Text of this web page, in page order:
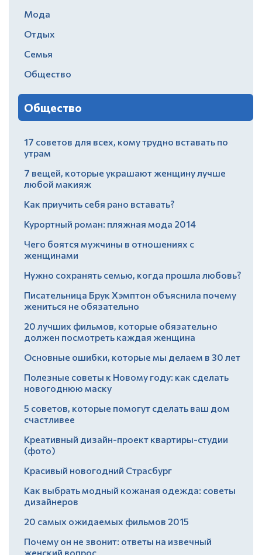
Мода
Отдых
Семья
Общество
Общество
17 советов для всех, кому трудно вставать по
утрам
7 вещей, которые украшают женщину лучше
любой макияж
Как приучить себя рано вставать?
Курортный роман: пляжная мода 2014
Чего боятся мужчины в отношениях с
женщинами
Нужно сохранять семью, когда прошла любовь?
Писательница Брук Хэмптон объяснила почему
жениться не обязательно
20 лучших фильмов, которые обязательно
должен посмотреть каждая женщина
Основные ошибки, которые мы делаем в 30 лет
Полезные советы к Новому году: как сделать
новогоднюю маску
5 советов, которые помогут сделать ваш дом
счастливее
Креативный дизайн-проект квартиры-студии
(фото)
Красивый новогодний Страсбург
Как выбрать модный кожаная одежда: советы
дизайнеров
20 самых ожидаемых фильмов 2015
Почему он не звонит: ответы на извечный
женский вопрос